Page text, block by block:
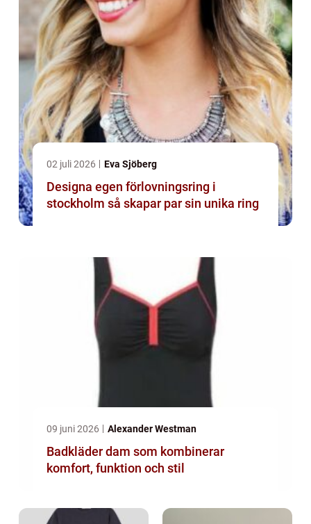
02 juli 2026 Eva Sjöberg
Designa egen förlovningsring i
stockholm så skapar par sin unika ring
09 juni 2026 Alexander Westman
Badkläder dam som kombinerar
komfort, funktion och stil